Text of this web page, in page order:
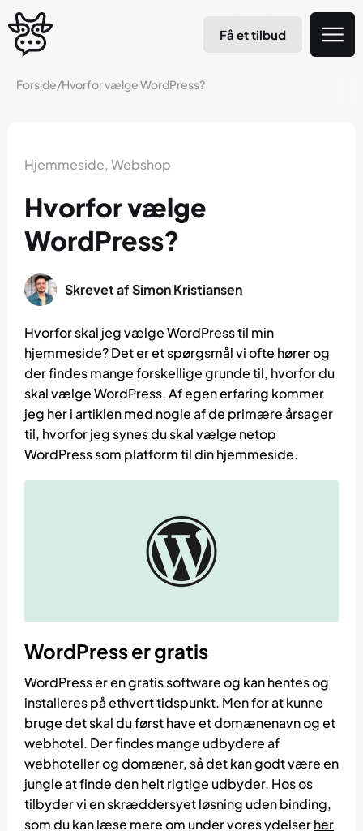
Få et tilbud
Forside/Hvorfor vælge WordPress?
Hjemmeside,Webshop
Hvorfor vælge
WordPress?
Skrevet afSimon Kristiansen
Hvorfor skal jeg vælge WordPress til min
hjemmeside? Det er et spørgsmål vi ofte hører og
der findes mange forskellige grunde til, hvorfor du
skal vælge WordPress. Af egen erfaring kommer
jeg her i artiklen med nogle af de primære årsager
til, hvorfor jeg synes du skal vælge netop
WordPress som platform til din hjemmeside.
WordPress er gratis
WordPress er en gratis software og kan hentes og
installeres på ethvert tidspunkt. Men for at kunne
bruge det skal du først have et domænenavn og et
webhotel. Der findes mange udbydere af
webhoteller og domæner, så det kan godt være en
jungle at finde den helt rigtige udbyder. Hos os
tilbyder vi en skræddersyet løsning uden binding,
som du kan læse mere om under vores ydelserher